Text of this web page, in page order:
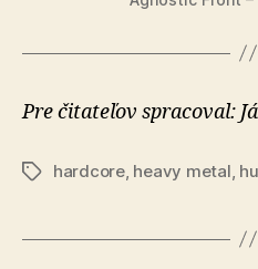
Pre čitateľov spracoval:
Značkyhardcore, heavy metal